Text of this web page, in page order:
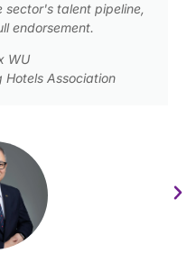
sector's talent pipeline,
endorsement.
WU
Hotels Association